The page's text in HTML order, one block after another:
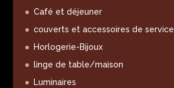
Café et déjeuner
couverts et accessoires de service
Horlogerie-Bijoux
linge de table/maison
Luminaires